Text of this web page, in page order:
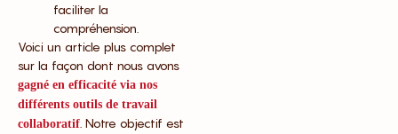
faciliter la
compréhension.
Voici un article plus complet
sur la façon dont nous avons
gagné en efficacité via nos
différents outils de travail
collaboratif . Notre objectif est